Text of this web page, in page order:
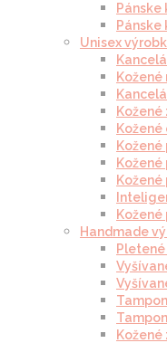
Pánske
Pánske
Unisex
Kožené
Kožené
Kožené
Kožené
Handmade